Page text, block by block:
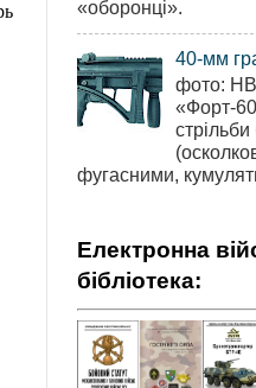
«оборонці».
40-мм
фото:
«Форт-
фугасними,
Електронна
бібліотека: